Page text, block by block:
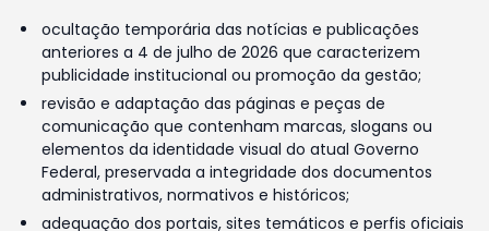
ocultação temporária das notícias e publicações
anteriores a 4 de julho de 2026 que caracterizem
publicidade institucional ou promoção da gestão;
revisão e adaptação das páginas e peças de
comunicação que contenham marcas, slogans ou
elementos da identidade visual do atual Governo
Federal, preservada a integridade dos documentos
administrativos, normativos e históricos;
adequação dos portais, sites temáticos e perfis oficiais